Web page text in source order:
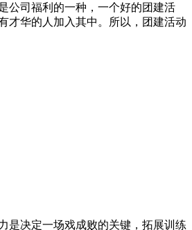
公司福利的一种，一个好的团建活
才华的人加入其中。所以，团建活动
是决定一场戏成败的关键，拓展训练